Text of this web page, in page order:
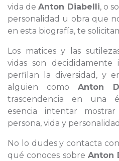
vida deAnton Diabelli, o
personalidad u obra que
en esta biografía, te
Los matices y las
vidas son decididamente
perfilan la diversidad, y
alguien como Anton
trascendencia en una
esencia intentar
persona, vida y
No lo dudes y contacta
qué conoces sobre Anton